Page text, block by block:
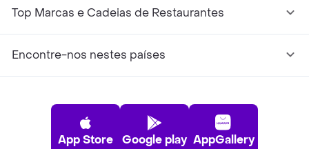
Top Marcas e Cadeias de Restaurantes
Encontre-nos nestes países
App Store Google play AppGallery